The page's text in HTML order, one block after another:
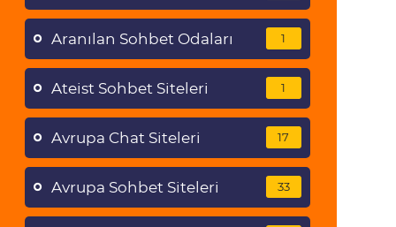
Aranılan Sohbet Odaları 1
Ateist Sohbet Siteleri 1
Avrupa Chat Siteleri 17
Avrupa Sohbet Siteleri 33